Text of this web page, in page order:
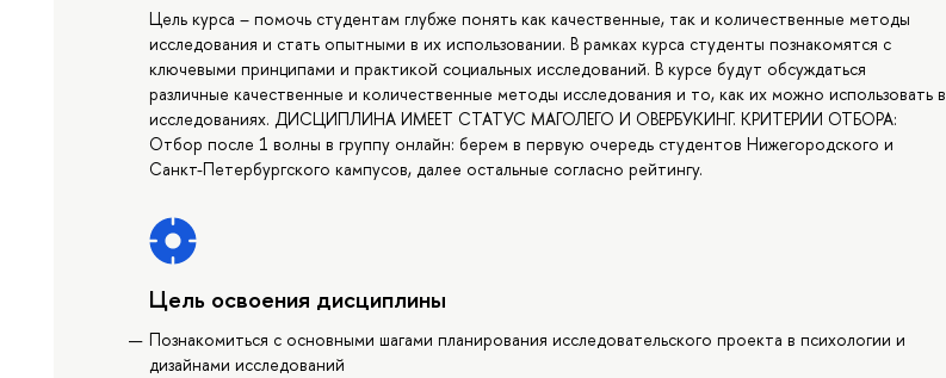
Цель курса – помочь студентам глубже понять как качественные, так и количественные методы
исследования и стать опытными в их использовании. В рамках курса студенты познакомятся с
ключевыми принципами и практикой социальных исследований. В курсе будут обсуждаться
различные качественные и количественные методы исследования и то, как их можно использовать в
исследованиях. ДИСЦИПЛИНА ИМЕЕТ СТАТУС МАГОЛЕГО И ОВЕРБУКИНГ. КРИТЕРИИ ОТБОРА:
Отбор после 1 волны в группу онлайн: берем в первую очередь студентов Нижегородского и
Санкт-Петербургского кампусов, далее остальные согласно рейтингу.
Цель освоения дисциплины
Познакомиться с основными шагами планирования исследовательского проекта в психологии и
дизайнами исследований